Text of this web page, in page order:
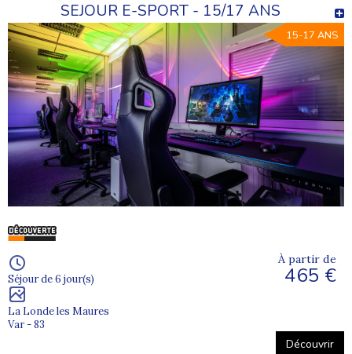
SEJOUR E-SPORT - 15/17 ANS
15-17 ANS
Séjour de 6 jour(s)
La Londe les Maures
Var - 83
À partir de
465 €
Découvrir